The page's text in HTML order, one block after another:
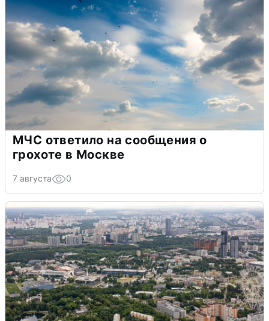
МЧС ответило на сообщения о
грохоте в Москве
7 августа 0